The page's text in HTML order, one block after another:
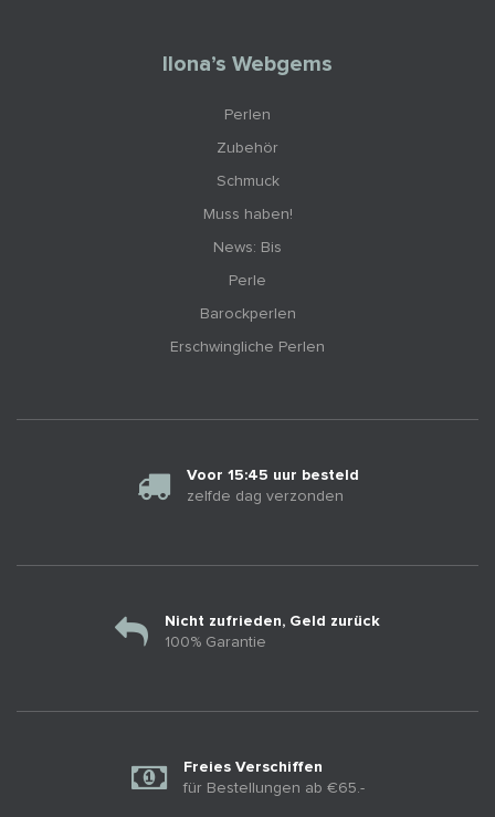
Ilona’s Webgems
Perlen
Zubehör
Schmuck
Muss haben!
News: Bis
Perle
Barockperlen
Erschwingliche Perlen
Voor 15:45 uur besteld
zelfde dag verzonden
Nicht zufrieden, Geld zurück
100% Garantie
Freies Verschiffen
für Bestellungen ab €65.-